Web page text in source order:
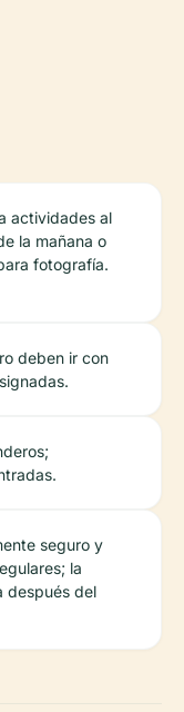
actividades al
la mañana o
fotografía.
deben ir con
seguro y
la
después del